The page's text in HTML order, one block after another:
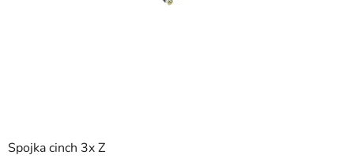
Spojka cinch 3x Z